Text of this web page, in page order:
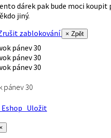
dárek pak bude moci koupit
jiný.
zablokování
× Zpět
pánev 30
Uložit